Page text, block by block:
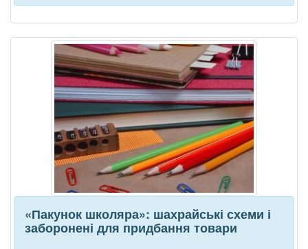
«Пакунок школяра»: шахрайські схеми і
заборонені для придбання товари